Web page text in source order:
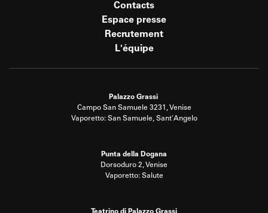
Contacts
Espace presse
Recrutement
L'équipe
Palazzo Grassi
Campo San Samuele 3231, Venise
Vaporetto: San Samuele, Sant'Angelo
Punta della Dogana
Dorsoduro 2, Venise
Vaporetto: Salute